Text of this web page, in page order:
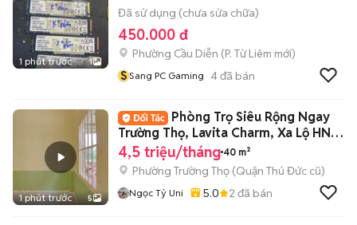
1 phút trước 1
Đã sử dụng (chưa sửa chữa)
450.000 đ
Phường Cầu Diễn (P. Từ Liêm mới)
S Sang PC Gaming 4đã bán
1 phút trước 5
Phòng Trọ Siêu Rộng Ngay
Trường Thọ, Lavita Charm, Xa Lộ HN,
Ngã tư bi
4,5 triệu/tháng 40 m²
Phường Trường Thọ (Quận Thủ Đức cũ)
Ngọc Tỷ Uni 5.0 2 đã bán